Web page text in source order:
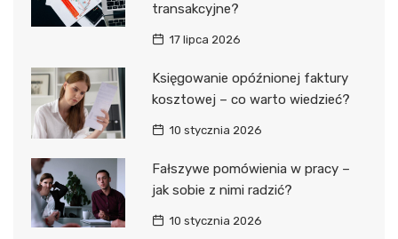
transakcyjne?
17 lipca 2026
Księgowanie opóźnionej faktury
kosztowej – co warto wiedzieć?
10 stycznia 2026
Fałszywe pomówienia w pracy –
jak sobie z nimi radzić?
10 stycznia 2026